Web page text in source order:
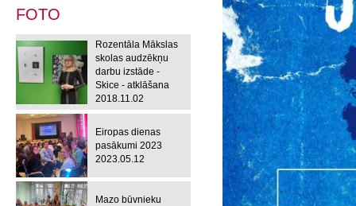
FOTO
Rozentāla Mākslas
skolas audzēkņu
darbu izstāde -
Skice - atklāšana
2018.11.02
Eiropas dienas
pasākumi 2023
2023.05.12
Mazo būvnieku